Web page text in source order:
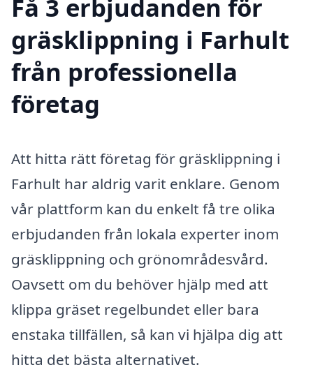
Få 3 erbjudanden för
gräsklippning i Farhult
från professionella
företag
Att hitta rätt företag för gräsklippning i
Farhult har aldrig varit enklare. Genom
vår plattform kan du enkelt få tre olika
erbjudanden från lokala experter inom
gräsklippning och grönområdesvård.
Oavsett om du behöver hjälp med att
klippa gräset regelbundet eller bara
enstaka tillfällen, så kan vi hjälpa dig att
hitta det bästa alternativet.